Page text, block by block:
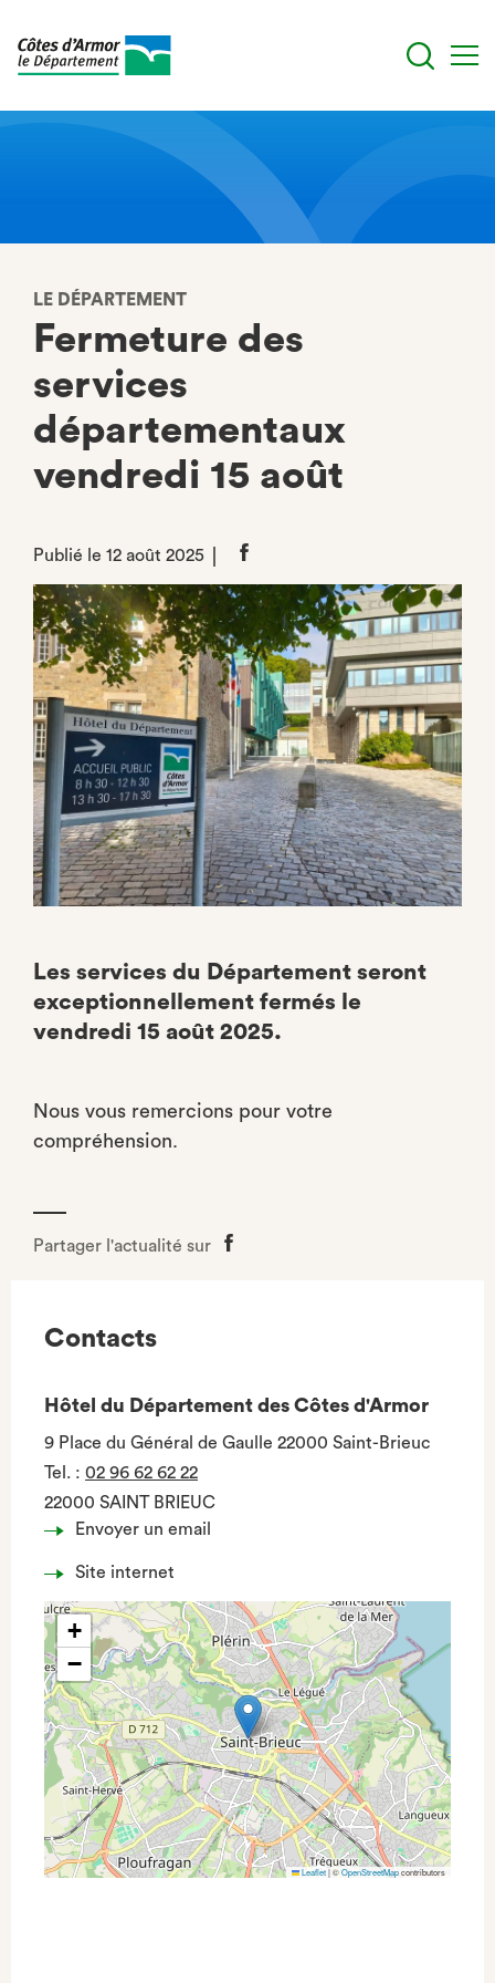
LE DÉPARTEMENT
Fermeture des
services
départementaux
vendredi 15 août
Publié le 12 août 2025
Partager
Facebook
Les services du Département seront
exceptionnellement fermés le
vendredi 15 août 2025.
Nous vous remercions pour votre
compréhension.
Partager l'actualité sur
Partager
Contacts
Hôtel du Département des Côtes d'Armor
9 Place du Général de Gaulle 22000 Saint-Brieuc
Tel. : 02 96 62 62 22
22000 SAINT BRIEUC
Envoyer un email
Site internet
+
−
Leaflet|©OpenStreetMapcontributors